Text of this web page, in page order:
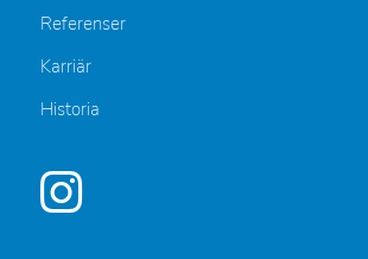
Referenser
Karriär
Historia